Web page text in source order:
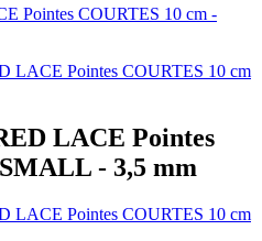
LACE Pointes
- 3,5 mm